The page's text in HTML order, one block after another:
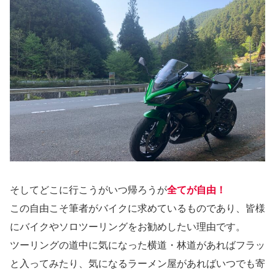
そしてどこに行こうがいつ帰ろうが全てが自由！
この自由こそ筆者がバイクに求めているものであり、皆様
にバイクやソロツーリングをお勧めしたい理由です。
ツーリングの道中に気になった横道・林道があればフラッ
と入ってみたり、気になるラーメン屋があればいつでも寄